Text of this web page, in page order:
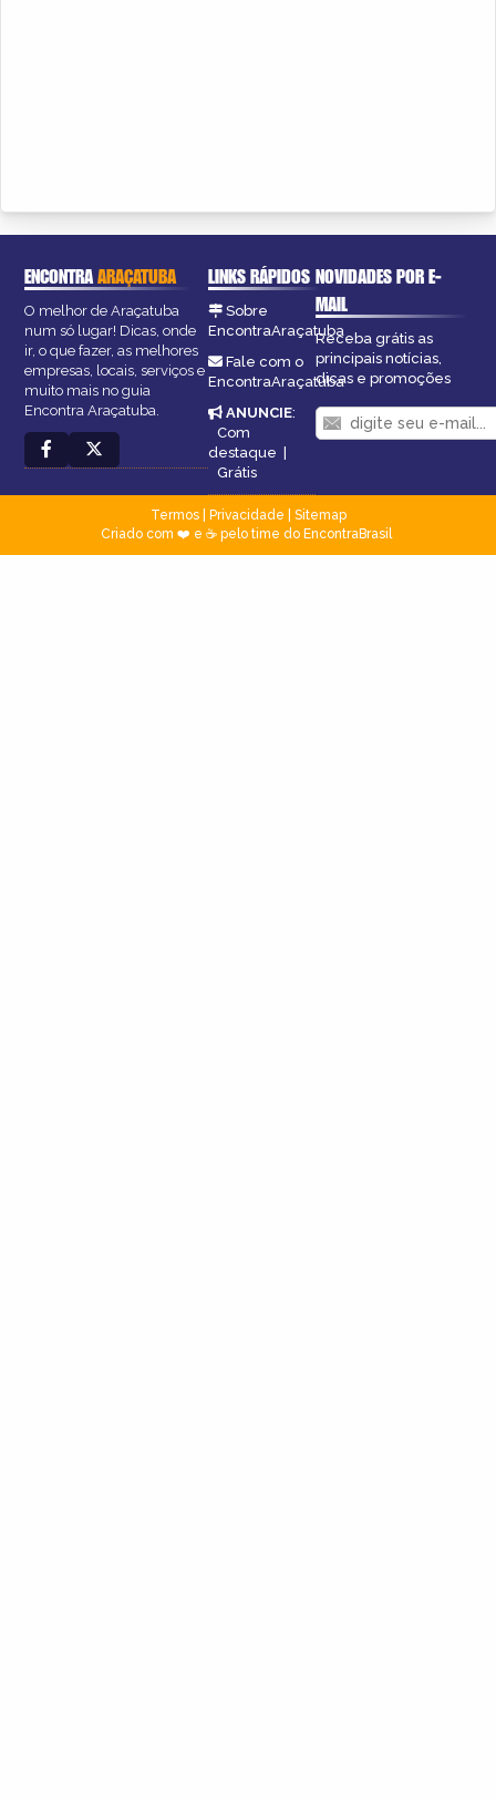
ENCONTRAARAÇATUBA
O melhor de Araçatuba
num só lugar! Dicas, onde
ir, o que fazer, as melhores
empresas, locais, serviços e
muito mais no guia
Encontra Araçatuba.
LINKS RÁPIDOS
Sobre
EncontraAraçatuba
Fale com o
EncontraAraçatuba
ANUNCIE:
Com
destaque |
Grátis
NOVIDADES POR E-
MAIL
Receba grátis as
principais notícias,
dicas e promoções
Termos| Privacidade
Sitemap
Criado com ❤️ e ☕ pelo time do EncontraBrasil